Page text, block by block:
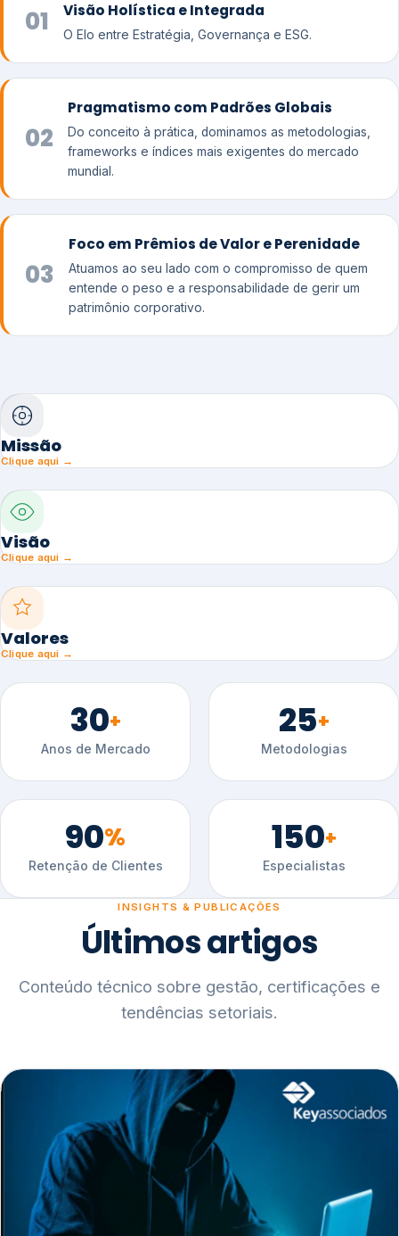
01 Visão Holística e Integrada
O Elo entre Estratégia, Governança e ESG.
02
Pragmatismo com Padrões Globais
Do conceito à prática, dominamos as metodologias,
frameworks e índices mais exigentes do mercado
mundial.
03
Foco em Prêmios de Valor e Perenidade
Atuamos ao seu lado com o compromisso de quem
entende o peso e a responsabilidade de gerir um
patrimônio corporativo.
Missão
Clique aqui →
Visão
Clique aqui →
Valores
Clique aqui →
30+
Anos de Mercado
25+
Metodologias
90%
Retenção de Clientes
150+
Especialistas
INSIGHTS & PUBLICAÇÕES
Últimos artigos
Conteúdo técnico sobre gestão, certificações e
tendências setoriais.